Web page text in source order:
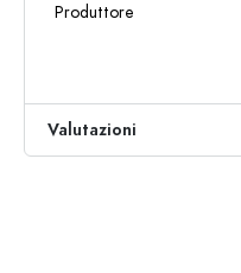
Produttore
Valutazioni